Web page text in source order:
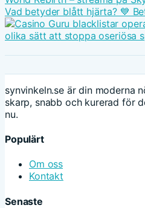
Vad betyder blått hjärta? 💙
olika sätt att stoppa oseriösa
synvinkeln.se är din moderna
skarp, snabb och kurerad för
nu.
Populärt
Om oss
Kontakt
Senaste